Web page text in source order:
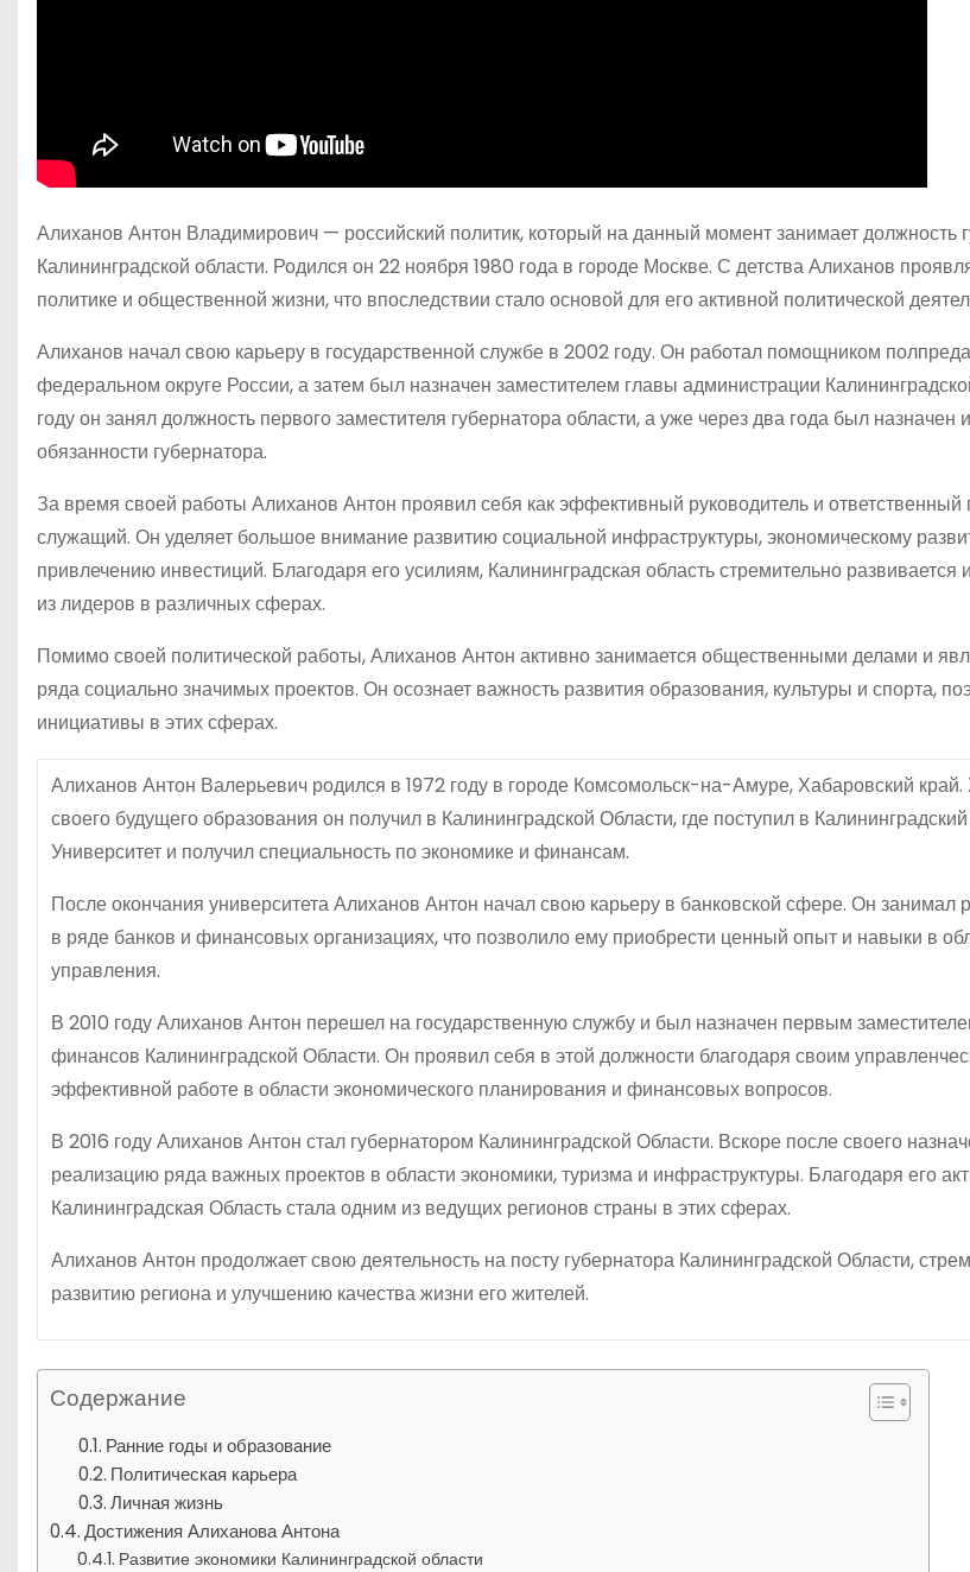
Алиханов Антон Владимирович — российский политик, который на данный момент занимает должность
Калининградской области. Родился он 22 ноября 1980 года в городе Москве. С детства Алиханов
политике и общественной жизни, что впоследствии стало основой для его активной политической
Алиханов начал свою карьеру в государственной службе в 2002 году. Он работал помощником
федеральном округе России, а затем был назначен заместителем главы администрации
году он занял должность первого заместителя губернатора области, а уже через два года был
обязанности губернатора.
За время своей работы Алиханов Антон проявил себя как эффективный руководитель и ответственный
служащий. Он уделяет большое внимание развитию социальной инфраструктуры, экономическому
привлечению инвестиций. Благодаря его усилиям, Калининградская область стремительно развивается
из лидеров в различных сферах.
Помимо своей политической работы, Алиханов Антон активно занимается общественными делами и
ряда социально значимых проектов. Он осознает важность развития образования, культуры и спорта,
инициативы в этих сферах.
Алиханов Антон Валерьевич родился в 1972 году в городе Комсомольск-на-Амуре, Хабаровский
своего будущего образования он получил в Калининградской Области, где поступил в
Университет и получил специальность по экономике и финансам.
После окончания университета Алиханов Антон начал свою карьеру в банковской сфере. Он занимал
в ряде банков и финансовых организациях, что позволило ему приобрести ценный опыт и навыки в
управления.
В 2010 году Алиханов Антон перешел на государственную службу и был назначен первым
финансов Калининградской Области. Он проявил себя в этой должности благодаря своим
эффективной работе в области экономического планирования и финансовых вопросов.
В 2016 году Алиханов Антон стал губернатором Калининградской Области. Вскоре после своего
реализацию ряда важных проектов в области экономики, туризма и инфраструктуры. Благодаря его
Калининградская Область стала одним из ведущих регионов страны в этих сферах.
Алиханов Антон продолжает свою деятельность на посту губернатора Калининградской Области,
развитию региона и улучшению качества жизни его жителей.
Содержание
Ранние годы и образование
Политическая карьера
Личная жизнь
Достижения Алиханова Антона
Развитие экономики Калининградской области